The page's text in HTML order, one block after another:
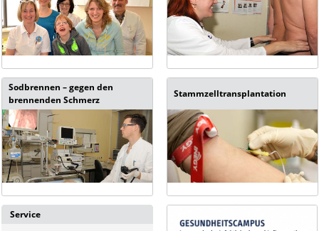
Sodbrennen – gegen den
brennenden Schmerz
Stammzelltransplantation
Service